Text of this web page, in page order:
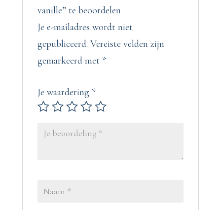
vanille” te beoordelen
Je e-mailadres wordt niet
gepubliceerd. Vereiste velden zijn
gemarkeerd met *
Je waardering *